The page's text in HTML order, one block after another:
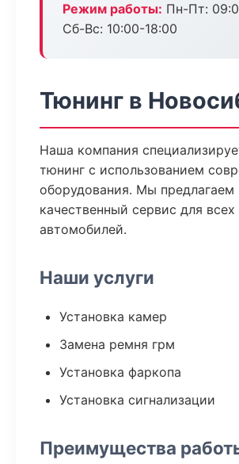
Режим работы: Пн-Пт:
Сб-Вс: 10:00-18:00
Тюнинг в
Наша компания
тюнинг с использованием
оборудования. Мы предлагаем
качественный сервис для
автомобилей.
Наши услуги
Установка камер
Замена ремня грм
Установка фаркопа
Установка сигнализации
Преимущества